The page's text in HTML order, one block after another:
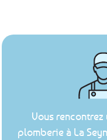
Vous
plomberie à La